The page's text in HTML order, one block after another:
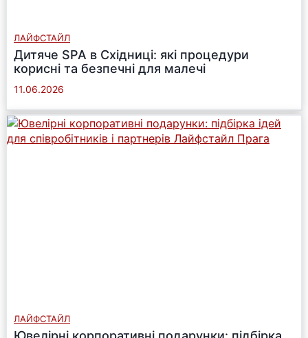
ЛАЙФСТАЙЛ
Дитяче SPA в Східниці: які процедури
корисні та безпечні для малечі
11.06.2026
ЛАЙФСТАЙЛ